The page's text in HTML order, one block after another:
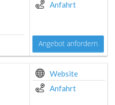
Anfahrt
Angebot anfordern
Website
Anfahrt